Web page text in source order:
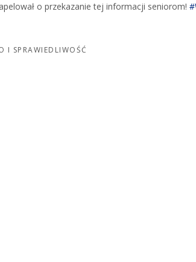
o przekazanie tej informacji seniorom!
I SPRAWIEDLIWOŚĆ